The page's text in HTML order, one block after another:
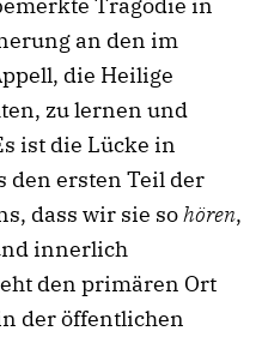
an den im
die Heilige
zu lernen und
ist die Lücke in
den ersten Teil der
dass wir sie sohören,
innerlich
den primären Ort
der öffentlichen